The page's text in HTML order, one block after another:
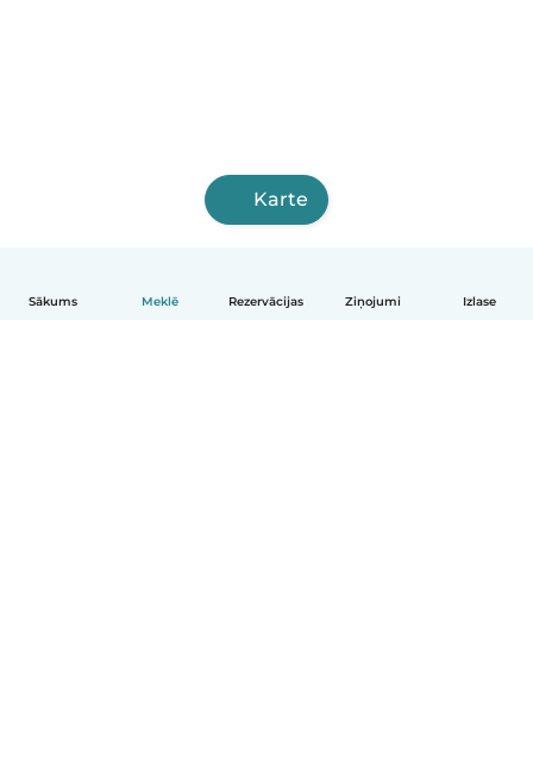
Sākums Meklē Rezervācijas Ziņojumi Izlase
Karte